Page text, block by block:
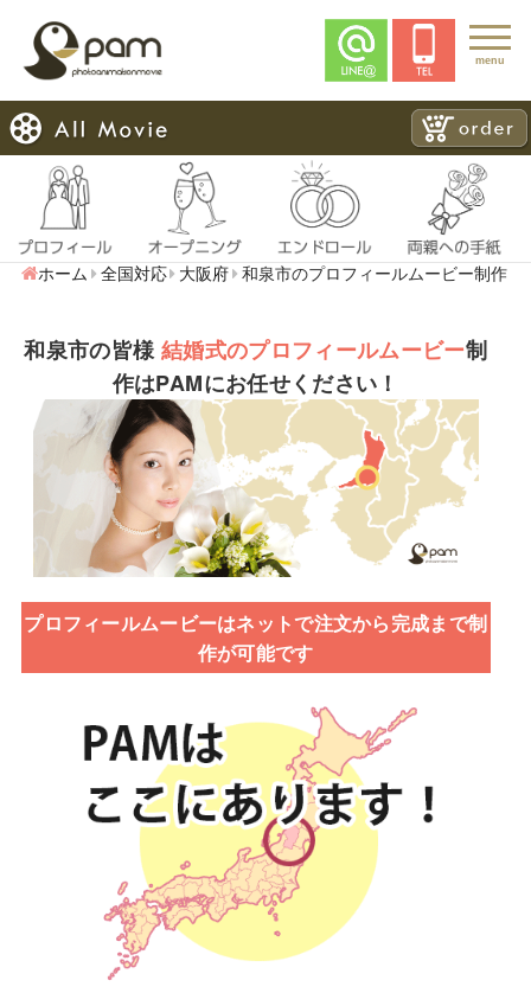
menu
ホーム 全国対応 大阪府 和泉市のプロフィールムービー制作
和泉市の皆様結婚式のプロフィールムービー制
作はPAMにお任せください！
プロフィールムービーはネットで注文から完成まで制
作が可能です